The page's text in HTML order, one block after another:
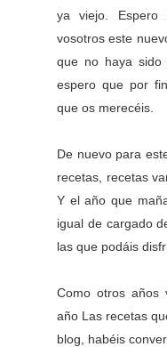
ya viejo.
vosotros este
que no haya sido
espero que por
que os merecéis.
De nuevo para
recetas, recetas
Y el año que
igual de cargado
las que podáis
Como otros años
año Las recetas
blog, habéis